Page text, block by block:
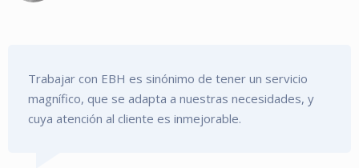
Trabajar con EBH es sinónimo de tener un servicio
magnífico, que se adapta a nuestras necesidades, y
cuya atención al cliente es inmejorable.